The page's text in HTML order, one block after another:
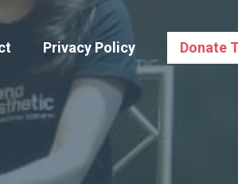
Privacy Policy Donate